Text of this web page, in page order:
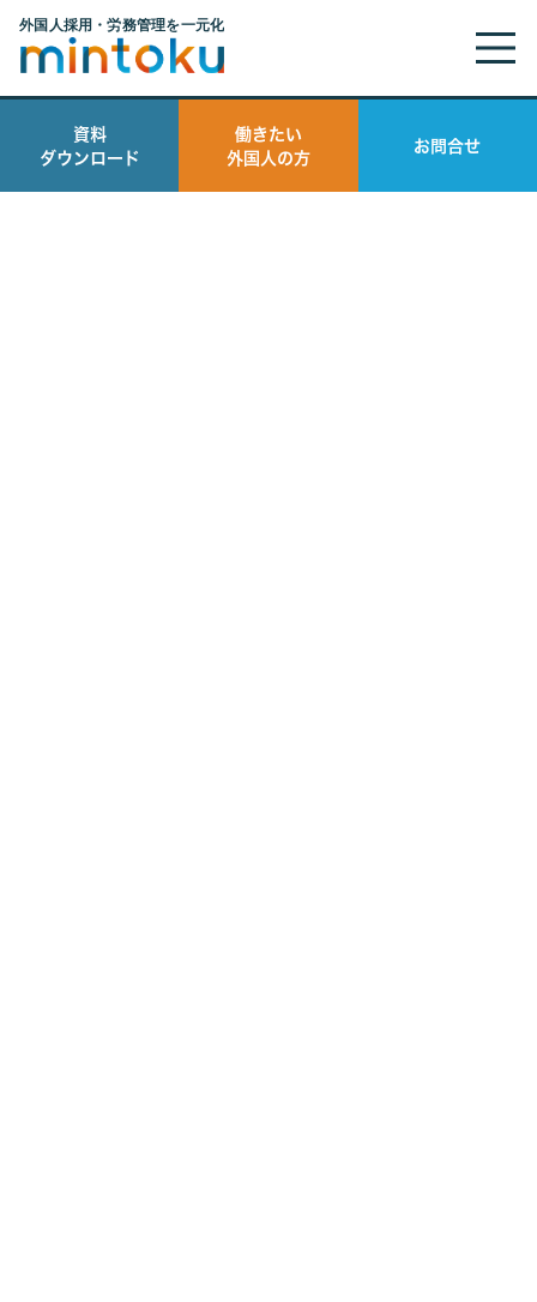
資料
ダウンロード
働きたい
外国人の方
お問合せ